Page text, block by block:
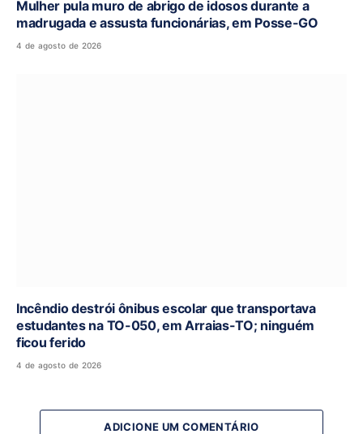
Mulher pula muro de abrigo de idosos durante a
madrugada e assusta funcionárias, em Posse-GO
4 de agosto de 2026
Incêndio destrói ônibus escolar que transportava
estudantes na TO-050, em Arraias-TO; ninguém
ficou ferido
4 de agosto de 2026
ADICIONE UM COMENTÁRIO